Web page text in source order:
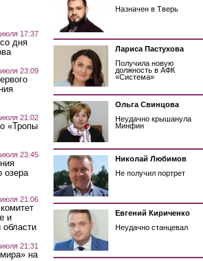
17:37
дня
23:09
21:02
«Тропы
23:45
озера
21:06
и
области
21:31
на
Назначен в Тверь
Лариса Пастухова
Получила новую
должность в АФК
«Система»
Ольга Свинцова
Неудачно крышанула
Минфин
Николай Любимов
Не получил портрет
Евгений Кириченко
Неудачно станцевал